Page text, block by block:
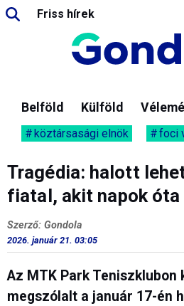
Friss hírek
Belföld Külföld
köztársasági elnök foci
Tragédia: halott
fiatal, akit napok óta
Szerző: Gondola
2026. január 21. 03:05
Az MTK Park Teniszklubon
megszólalt a január 17-én